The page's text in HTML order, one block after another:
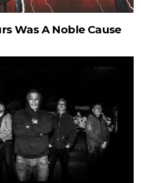
Was A Noble Cause